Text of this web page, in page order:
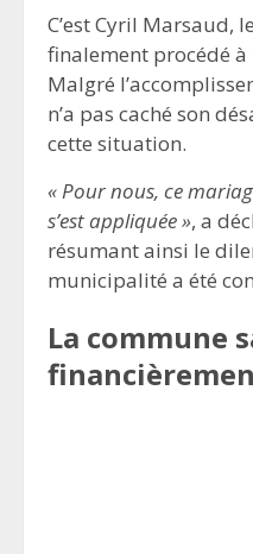
C’est Cyril Marsaud,
finalement procédé à
Malgré
n’a pas caché son
cette situation.
« Pour nous, ce
s’est appliquée », a
résumant ainsi le
municipalité a été
La commune